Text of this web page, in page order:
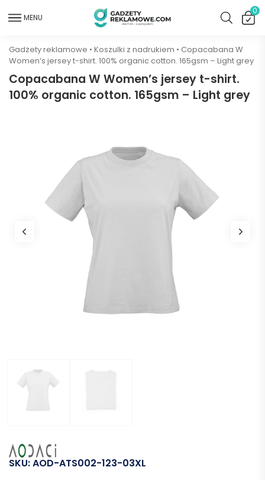
MENU
0
Gadżety reklamowe • Koszulki z nadrukiem • Copacabana W
Women’s jersey t-shirt. 100% organic cotton. 165gsm – Light grey
Copacabana W Women’s jersey t-shirt.
100% organic cotton. 165gsm – Light grey
SKU:AOD-ATS002-123-03XL